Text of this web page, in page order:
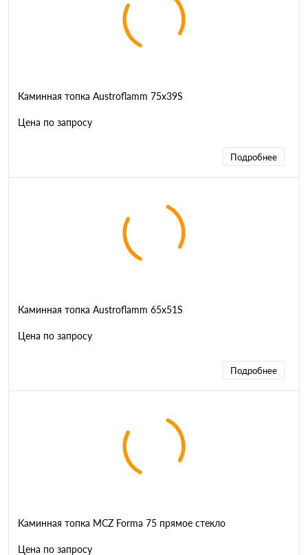
Каминная топка Austroflamm 75x39S
Цена по запросу
Подробнее
Каминная топка Austroflamm 65x51S
Цена по запросу
Подробнее
Каминная топка MCZ Forma 75 прямое стекло
Цена по запросу